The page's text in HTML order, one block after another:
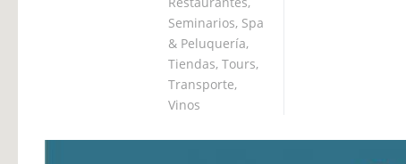
Seminarios, Spa
& Peluquería,
Tiendas, Tours,
Transporte,
Vinos